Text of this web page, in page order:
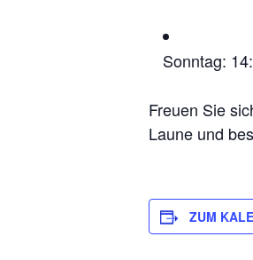
Sonntag:
Freuen Sie
Laune und
ZUM